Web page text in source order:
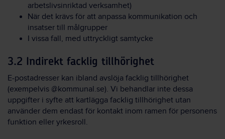
arbetslivsinriktad verksamhet)
När det krävs för att anpassa kommunikation och
insatser till målgrupper
I vissa fall, med uttryckligt samtycke
3.2 Indirekt facklig tillhörighet
E-postadresser kan ibland avslöja facklig tillhörighet
(exempelvis @kommunal.se). Vi behandlar inte dessa
uppgifter i syfte att kartlägga facklig tillhörighet utan
använder dem endast för kontakt inom ramen för personens
funktion eller yrkesroll.